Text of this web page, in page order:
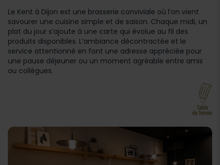
Le Kent à Dijon est une brasserie conviviale où l’on vient
savourer une cuisine simple et de saison. Chaque midi, un
plat du jour s’ajoute à une carte qui évolue au fil des
produits disponibles. L’ambiance décontractée et le
service attentionné en font une adresse appréciée pour
une pause déjeuner ou un moment agréable entre amis
ou collègues.